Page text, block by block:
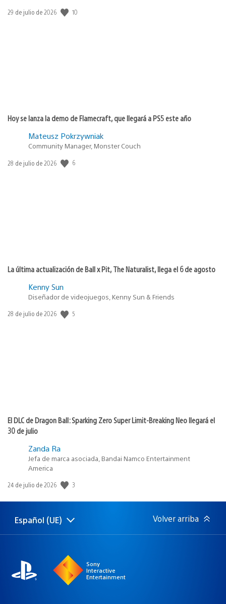
Fecha
29 de julio de 2026 10
Hoy se lanza la demo de Flamecraft, que llegará a PS5 este año
Mateusz Pokrzywniak
Community Manager, Monster Couch
Fecha
28 de julio de 2026 6
La última actualización de Ball x Pit, The Naturalist, llega el 6 de agosto
Kenny Sun
Diseñador de videojuegos, Kenny Sun & Friends
Fecha
28 de julio de 2026 5
El DLC de Dragon Ball: Sparking Zero Super Limit-Breaking Neo llegará el
30 de julio
Zanda Ra
Jefa de marca asociada, Bandai Namco Entertainment
America
Fecha
publicación:
24 de julio de 2026 3
Selecciona
Región
Español (UE) Volver arriba
Sony
Interactive
Entertainment